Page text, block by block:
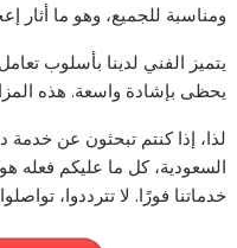
ومناسبة للجميع، وهو ما أثار
يتميز الفني لدينا بأسلوب
يحظى بإشادة واسعة. هذه
لذا، إذا كنتم تبحثون عن خدمة
السعودية، كل ما عليكم فعله
خدماتنا فورًا. لا تترددوا،